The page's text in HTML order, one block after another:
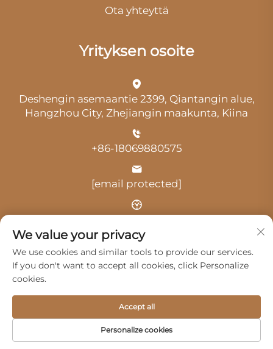
Ota yhteyttä
Yrityksen osoite
Deshengin asemaantie 2399, Qiantangin alue,
Hangzhou City, Zhejiangin maakunta, Kiina
+86-18069880575
[email protected]
Aika: klo 9.00–18.00
Tekijänoikeus © 2025 Hangzhou Guangji Automobile
Tietosuojakäytäntö
Palvelut Meistä
We value your privacy
We use cookies and similar tools to provide our services.
If you don't want to accept all cookies, click Personalize
cookies.
Personalize cookies
Accept all